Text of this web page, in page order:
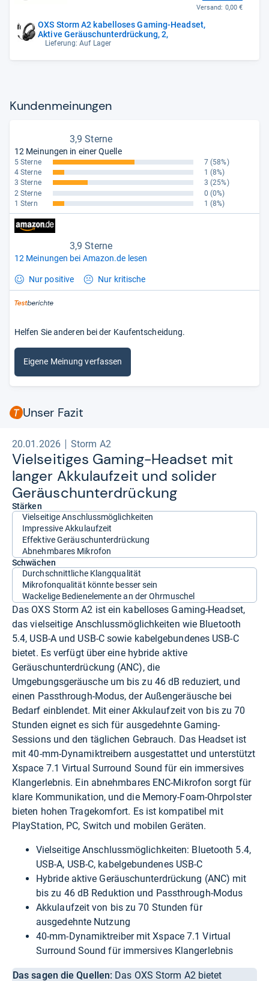
OXS Storm A2 kabelloses Gaming-Headset,
Aktive Geräuschunterdrückung, 2,
Lieferung: Auf Lager
Versand: 0,00 €
Kun­den­mei­nun­gen
3,9 Sterne
12 Meinungen in einer Quelle
5 Sterne 7 (58%)
4 Sterne
1 (8%)
3 Sterne
3 (25%)
2 Sterne
0 (0%)
1 Stern
1 (8%)
3,9 Sterne
12 Meinungen bei Amazon.de lesen
Nur positive Nur kritische
Helfen Sie anderen bei der Kaufentscheidung.
Eigene Meinung verfassen
Unser Fazit
20.01.2026 Storm A2
Viel­sei­ti­ges Gaming-​Head­set mit
lan­ger Akku­lauf­zeit und soli­der
Geräusch­un­ter­drückung
Stärken
Vielseitige Anschlussmöglichkeiten
Impressive Akkulaufzeit
Effektive Geräuschunterdrückung
Abnehmbares Mikrofon
Schwächen
Durchschnittliche Klangqualität
Mikrofonqualität könnte besser sein
Wackelige Bedienelemente an der Ohrmuschel
Das OXS Storm A2 ist ein kabelloses Gaming-Headset,
das vielseitige Anschlussmöglichkeiten wie Bluetooth
5.4, USB-A und USB-C sowie kabelgebundenes USB-C
bietet. Es verfügt über eine hybride aktive
Geräuschunterdrückung (ANC), die
Umgebungsgeräusche um bis zu 46 dB reduziert, und
einen Passthrough-Modus, der Außengeräusche bei
Bedarf einblendet. Mit einer Akkulaufzeit von bis zu 70
Stunden eignet es sich für ausgedehnte Gaming-
Sessions und den täglichen Gebrauch. Das Headset ist
mit 40-mm-Dynamiktreibern ausgestattet und unterstützt
Xspace 7.1 Virtual Surround Sound für ein immersives
Klangerlebnis. Ein abnehmbares ENC-Mikrofon sorgt für
klare Kommunikation, und die Memory-Foam-Ohrpolster
bieten hohen Tragekomfort. Es ist kompatibel mit
PlayStation, PC, Switch und mobilen Geräten.
Vielseitige Anschlussmöglichkeiten: Bluetooth 5.4,
USB-A, USB-C, kabelgebundenes USB-C
Hybride aktive Geräuschunterdrückung (ANC) mit
bis zu 46 dB Reduktion und Passthrough-Modus
Akkulaufzeit von bis zu 70 Stunden für
ausgedehnte Nutzung
40-mm-Dynamiktreiber mit Xspace 7.1 Virtual
Surround Sound für immersives Klangerlebnis
Das sagen die Quellen: Das OXS Storm A2 bietet